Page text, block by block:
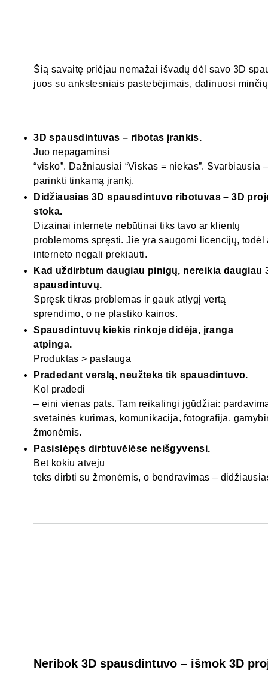
Šią savaitę priėjau nemažai išvadų dėl savo 3D
juos su ankstesniais pastebėjimais, dalinuosi
3D spausdintuvas – ribotas įrankis.
Juo nepagaminsi
“visko”. Dažniausiai “Viskas = niekas”. Svarbiausia
parinkti tinkamą įrankį.
Didžiausias 3D spausdintuvo ribotuvas – 3D
stoka.
Dizainai internete nebūtinai tiks tavo ar klientų
problemoms spręsti. Jie yra saugomi licencijų,
interneto negali prekiauti.
Kad uždirbtum daugiau pinigų, nereikia daugiau
spausdintuvų.
Spręsk tikras problemas ir gauk atlygį vertą
sprendimo, o ne plastiko kainos.
Spausdintuvų kiekis rinkoje didėja, įranga
atpinga.
Produktas > paslauga
Pradedant verslą, neužteks tik spausdintuvo.
Kol pradedi
– eini vienas pats. Tam reikalingi įgūdžiai:
svetainės kūrimas, komunikacija, fotografija,
žmonėmis.
Pasislėpęs dirbtuvėlėse neišgyvensi.
Bet kokiu atveju
teks dirbti su žmonėmis, o bendravimas –
Neribok 3D spausdintuvo – išmok 3D